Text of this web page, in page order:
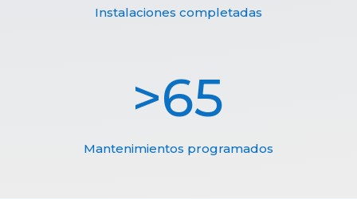
Instalaciones completadas
65
Mantenimientos programados